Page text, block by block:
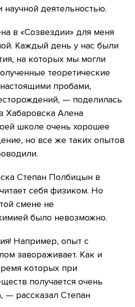
деятельностью.
в «Созвездии» для меня
Каждый день у нас были
на которых мы могли
теоретические
пробами,
— поделилась
Хабаровска Алена
школе очень хорошее
но все же таких опытов
Степан Полбицын в
себя физиком. Но
смене не
было невозможно.
Например, опыт с
завораживает. Как и
которых при
получается очень
— рассказал Степан